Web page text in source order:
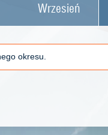
Wrzesień
okresu.